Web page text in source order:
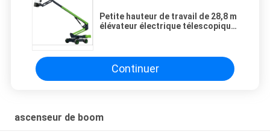
Petite hauteur de travail de 28,8 m
élévateur électrique télescopique
Continuer
ascenseur de boom